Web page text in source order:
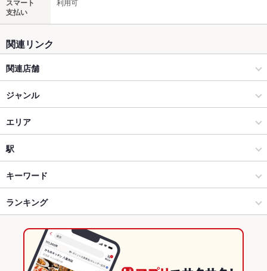
スマート
支払い
利用可
関連リンク
関連店舗
黒毛和牛焼肉 けっさく 新小岩本店
ジャンル
居酒屋
和風
銀座・有楽町・新橋・築地・月島 × 居酒屋
銀座・有楽町・新橋・築地・月島 × 和風
東銀座駅 × 居酒屋
東銀座駅 × 和風
エリア
銀座
銀座 × 居酒屋
銀座 × 和風
銀座 × 和食
銀座 × しゃぶしゃぶ・すき焼き
駅
銀座駅
東銀座駅
有楽町駅
キーワード
お茶漬け
ランキング
東京のグルメランキング
東京の居酒屋ランキング